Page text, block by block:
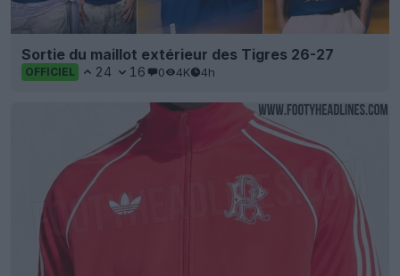
Sortie du maillot extérieur des Tigres 26-27
OFFICIEL 24 16 0 4K 4h